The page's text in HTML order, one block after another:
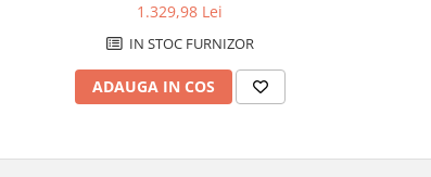
1.329,98 Lei
IN STOC FURNIZOR
ADAUGA IN COS